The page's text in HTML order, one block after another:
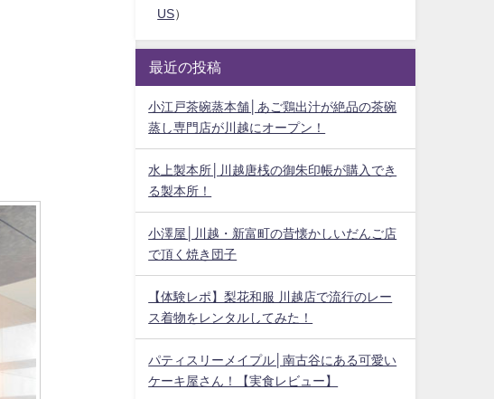
US）
最近の投稿
小江戸茶碗蒸本舗│あご鶏出汁が絶品の茶碗
蒸し専門店が川越にオープン！
水上製本所│川越唐桟の御朱印帳が購入でき
る製本所！
小澤屋│川越・新富町の昔懐かしいだんご店
で頂く焼き団子
【体験レポ】梨花和服 川越店で流行のレー
ス着物をレンタルしてみた！
パティスリーメイプル│南古谷にある可愛い
ケーキ屋さん！【実食レビュー】